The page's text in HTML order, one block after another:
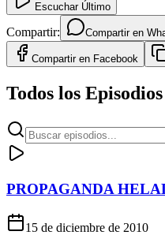
Escuchar Último
Compartir: Compartir en
Compartir en Facebook
Todos los Episodios
PROPAGANDA
15 de diciembre de 2010